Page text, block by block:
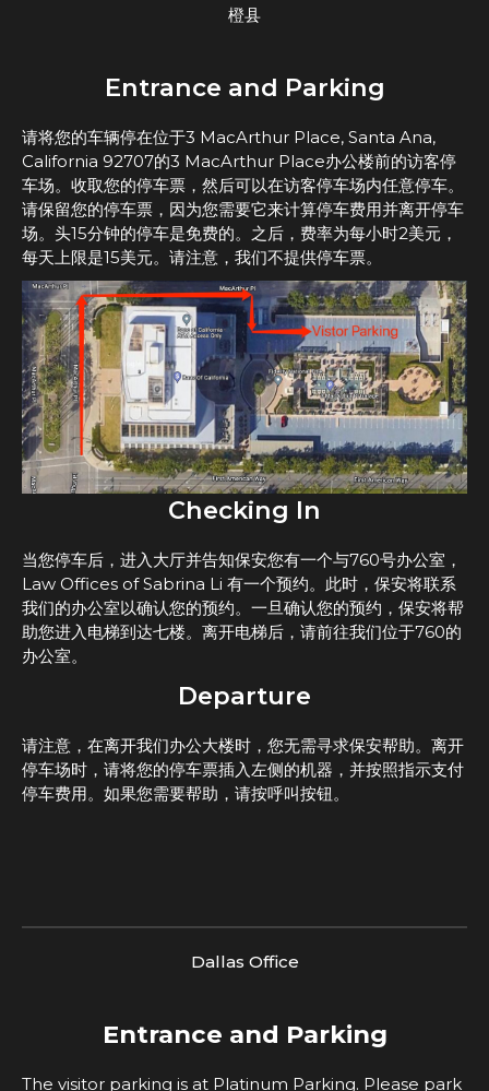
橙县
Entrance and Parking
请将您的车辆停在位于3 MacArthur Place, Santa Ana,
California 92707的3 MacArthur Place办公楼前的访客停
车场。收取您的停车票，然后可以在访客停车场内任意停车。
请保留您的停车票，因为您需要它来计算停车费用并离开停车
场。头15分钟的停车是免费的。之后，费率为每小时2美元，
每天上限是15美元。请注意，我们不提供停车票。
Checking In
当您停车后，进入大厅并告知保安您有一个与760号办公室，
Law Offices of Sabrina Li 有一个预约。此时，保安将联系
我们的办公室以确认您的预约。一旦确认您的预约，保安将帮
助您进入电梯到达七楼。离开电梯后，请前往我们位于760的
办公室。
Departure
请注意，在离开我们办公大楼时，您无需寻求保安帮助。离开
停车场时，请将您的停车票插入左侧的机器，并按照指示支付
停车费用。如果您需要帮助，请按呼叫按钮。
Dallas Office
Entrance and Parking
The visitor parking is at Platinum Parking. Please park